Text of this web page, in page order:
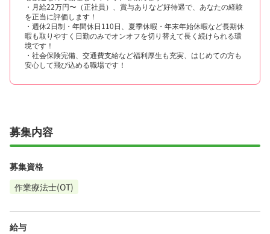
・月給22万円〜（正社員）、賞与ありなど好待遇で、あなたの経験
を正当に評価します！
・週休2日制・年間休日110日、夏季休暇・年末年始休暇など長期休
暇も取りやすく日勤のみでオンオフを切り替えて長く続けられる環
境です！
・社会保険完備、交通費支給など福利厚生も充実、はじめての方も
安心して飛び込める職場です！
募集内容
募集資格
作業療法士(OT)
給与